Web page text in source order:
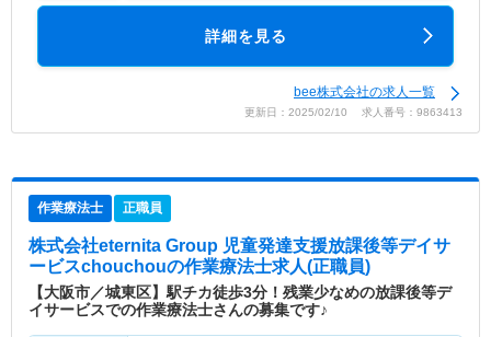
詳細を見る
bee株式会社の求人一覧
更新日：2025/02/10 求人番号：9863413
作業療法士 正職員
株式会社eternita Group 児童発達支援放課後等デイサ
ービスchouchouの作業療法士求人(正職員)
【大阪市／城東区】駅チカ徒歩3分！残業少なめの放課後等デ
イサービスでの作業療法士さんの募集です♪